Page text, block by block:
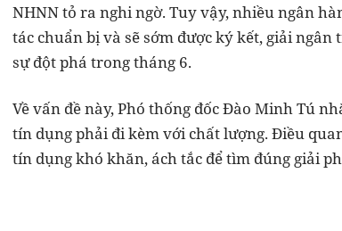
NHNN tỏ ra nghi ngờ. Tuy vậy, nhiều ngân
tác chuẩn bị và sẽ sớm được ký kết, giải
sự đột phá trong tháng 6.
Về vấn đề này, Phó thống đốc Đào Minh Tú
tín dụng phải đi kèm với chất lượng. Điều
tín dụng khó khăn, ách tắc để tìm đúng giải